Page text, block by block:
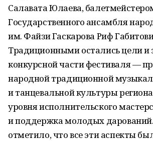
Салавата Юлаева,
Государственного ансамбля
им. Файзи Гаскарова Риф
Традиционными остались цели и
конкурсной части фестиваля —
народной традиционной
и танцевальной культуры
уровня исполнительского
и поддержка молодых
отметило, что все эти аспекты